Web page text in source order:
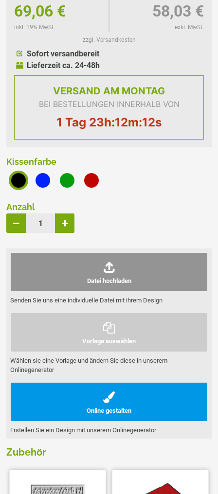
69,06 €
inkl. 19% MwSt.
58,03 €
exkl. MwSt.
zzgl. Versandkosten
Sofort versandbereit
Lieferzeit ca. 24-48h
VERSAND AM MONTAG
BEI BESTELLUNGEN INNERHALB VON
1 Tag 23h:12m:12s
Kissenfarbe
Anzahl
Datei hochladen
Senden Sie uns eine individuelle Datei mit ihrem Design
Vorlage auswählen
Wählen sie eine Vorlage und ändern Sie diese in unserem
Onlinegenerator
Online gestalten
Erstellen Sie ein Design mit unserem Onlinegenerator
Zubehör